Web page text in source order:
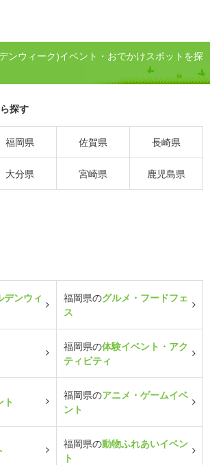
ンウィーク)イベント・おでかけスポットを探
探す
福岡県 佐賀県 長崎県
大分県 宮崎県 鹿児島県
デンウィ
福岡県のグルメ・フードフェ
ス
福岡県の体験イベント・アク
ティビティ
ト
福岡県のアニメ・ゲームイベ
ント
福岡県の動物ふれあいイベン
ト